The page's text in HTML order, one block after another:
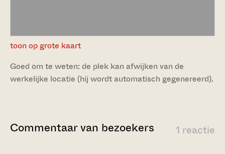
toon op grote kaart
Goed om te weten: de plek kan afwijken van de
werkelijke locatie (hij wordt automatisch gegenereerd).
1 reactie
Commentaar van bezoekers